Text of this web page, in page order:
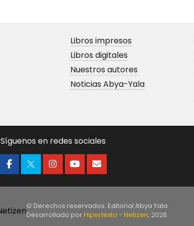
Libros impresos
Libros digitales
Nuestros autores
Noticias Abya-Yala
Síguenos en redes sociales
© Derechos reservados. Editorial Abya Yala
Desarrollado porHipertexto - Netizen, 2026